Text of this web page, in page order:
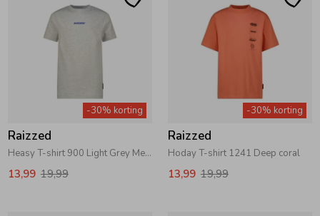
-30% korting
Raizzed
Heasy T-shirt 900 Light Grey Melee
13,99 19,99
-30% korting
Raizzed
Hoday T-shirt 1241 Deep coral
13,99 19,99